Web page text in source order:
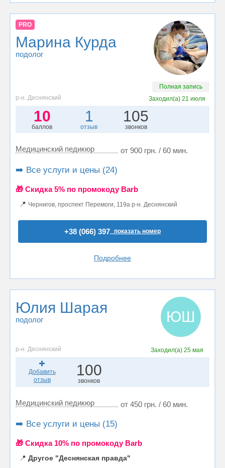
PRO
Марина Курда
подолог
Полная запись
р-н. Деснянский
Заходил(а)21 июля
10
баллов
1
отзыв
105
звонков
Медицинский педикюр от 900 грн. / 60 мин.
➡️ Все услуги и цены (24)
🎁 Cкидка 5% по промокоду Barb
📍 Чернигов, проспект Перемоги, 119а р-н. Деснянский
+38 (066) 397..показать номер
Подробнее
Юлия Шарая
подолог ЮШ
р-н. Деснянский Заходил(а)25 мая
Добавить
отзыв
100
звонков
Медицинский педикюр от 450 грн. / 60 мин.
➡️ Все услуги и цены (15)
🎁 Cкидка 10% по промокоду Barb
📍 Другое "Деснянская правда"